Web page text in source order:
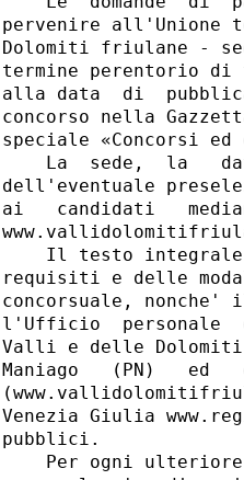
pervenire
Dolomiti friulane -
termine perentorio di
alla data  di
concorso nella
speciale «Concorsi ed
La  sede,  la
dell'eventuale
ai   candidati
Il testo
requisiti e delle
concorsuale,
l'Ufficio  personale
Valli e delle
Maniago   (PN)
Venezia Giulia
pubblici.
Per ogni